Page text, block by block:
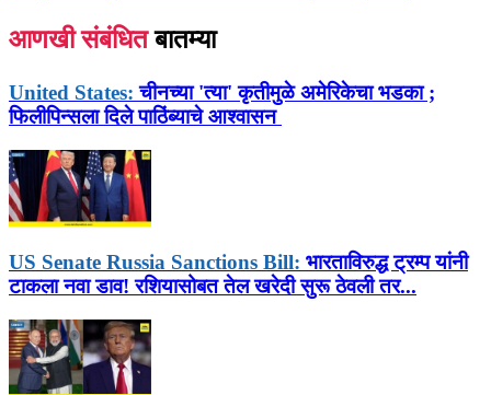
आणखी संबंधित बातम्या
United States: चीनच्या 'त्या' कृतीमुळे अमेरिकेचा भडका ;
फिलीपिन्सला दिले पाठिंब्याचे आश्वासन
US Senate Russia Sanctions Bill: भारताविरुद्ध ट्रम्प यांनी
टाकला नवा डाव! रशियासोबत तेल खरेदी सुरू ठेवली तर...